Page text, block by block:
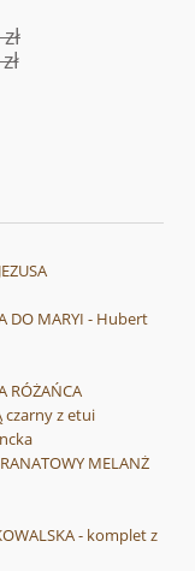
DO MARYI - Hubert
RÓŻAŃCA
czarny z etui
MELANŻ
- komplet z